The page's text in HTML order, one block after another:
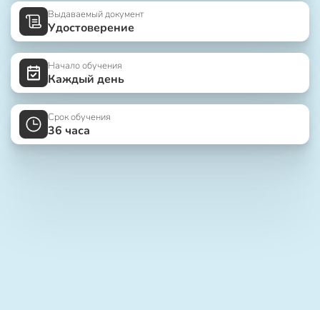
Выдаваемый документ
Удостоверение
Начало обучения
Каждый день
Срок обучения
36 часа